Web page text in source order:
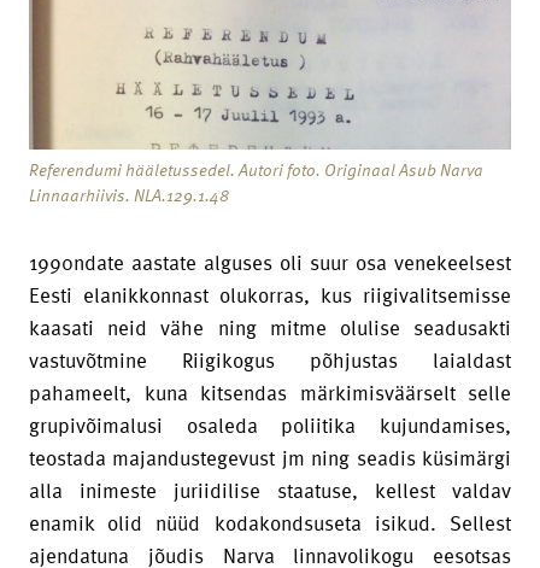
Referendumi hääletussedel. Autori foto. Originaal Asub Narva
Linnaarhiivis. NLA.129.1.48
1990ndate aastate alguses oli suur osa venekeelsest
Eesti elanikkonnast olukorras, kus riigivalitsemisse
kaasati neid vähe ning mitme olulise seadusakti
vastuvõtmine Riigikogus põhjustas laialdast
pahameelt, kuna kitsendas märkimisväärselt selle
grupivõimalusi osaleda poliitika kujundamises,
teostada majandustegevust jm ning seadis küsimärgi
alla inimeste juriidilise staatuse, kellest valdav
enamik olid nüüd kodakondsuseta isikud. Sellest
ajendatuna jõudis Narva linnavolikogu eesotsas